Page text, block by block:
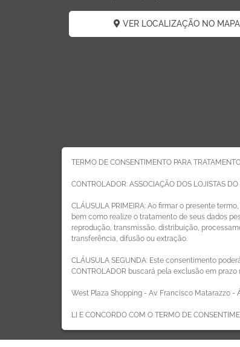
TERMO DE CONSENTIMENTO PARA
CONTROLADOR: ASSOCIAÇÃO DOS LOJISTAS
CLÁUSULA PRIMEIRA: Ao firmar o presente
bem como realize o tratamento de seus dados
reprodução, transmissão, distribuição,
transferência, difusão ou extração.
CLÁUSULA SEGUNDA: Este consentimento
CONTROLADOR buscará pela exclusão em prazo
West Plaza Shopping - Av. Francisco Matarazzo -
LI E CONCORDO COM O TERMO DE
VER LOCALIZAÇÃO NO MAPA
ÁREA DO LOJISTA